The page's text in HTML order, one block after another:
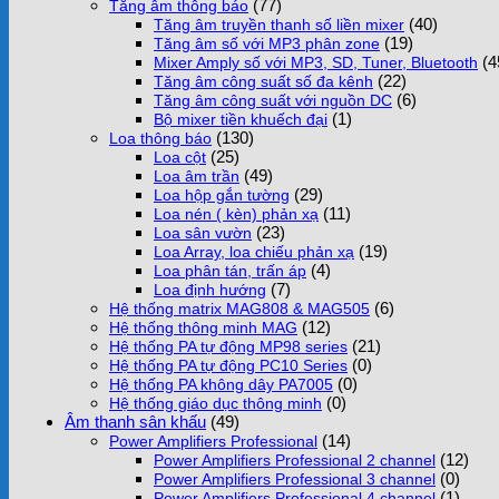
Tăng âm thông báo (77)
Tăng âm truyền thanh số liền mixer (40)
Tăng âm số với MP3 phân zone (19)
Mixer Amply số với MP3, SD, Tuner, Bluetooth
Tăng âm công suất số đa kênh (22)
Tăng âm công suất với nguồn DC (6)
Bộ mixer tiền khuếch đại (1)
Loa thông báo (130)
Loa cột (25)
Loa âm trần (49)
Loa hộp gắn tường (29)
Loa nén ( kèn) phản xạ (11)
Loa sân vườn (23)
Loa Array, loa chiếu phản xạ (19)
Loa phân tán, trấn áp (4)
Loa định hướng (7)
Hệ thống matrix MAG808 & MAG505 (6)
Hệ thống thông minh MAG (12)
Hệ thống PA tự động MP98 series (21)
Hệ thống PA tự động PC10 Series (0)
Hệ thống PA không dây PA7005 (0)
Hệ thống giáo dục thông minh (0)
Âm thanh sân khấu (49)
Power Amplifiers Professional (14)
Power Amplifiers Professional 2 channel (12)
Power Amplifiers Professional 3 channel (0)